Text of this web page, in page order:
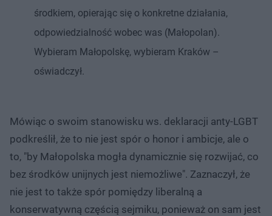
środkiem, opierając się o konkretne działania,
odpowiedzialność wobec was (Małopolan).
Wybieram Małopolskę, wybieram Kraków –
oświadczył.
Mówiąc o swoim stanowisku ws. deklaracji anty-LGBT
podkreślił, że to nie jest spór o honor i ambicje, ale o
to, "by Małopolska mogła dynamicznie się rozwijać, co
bez środków unijnych jest niemożliwe". Zaznaczył, że
nie jest to także spór pomiędzy liberalną a
konserwatywną częścią sejmiku, ponieważ on sam jest